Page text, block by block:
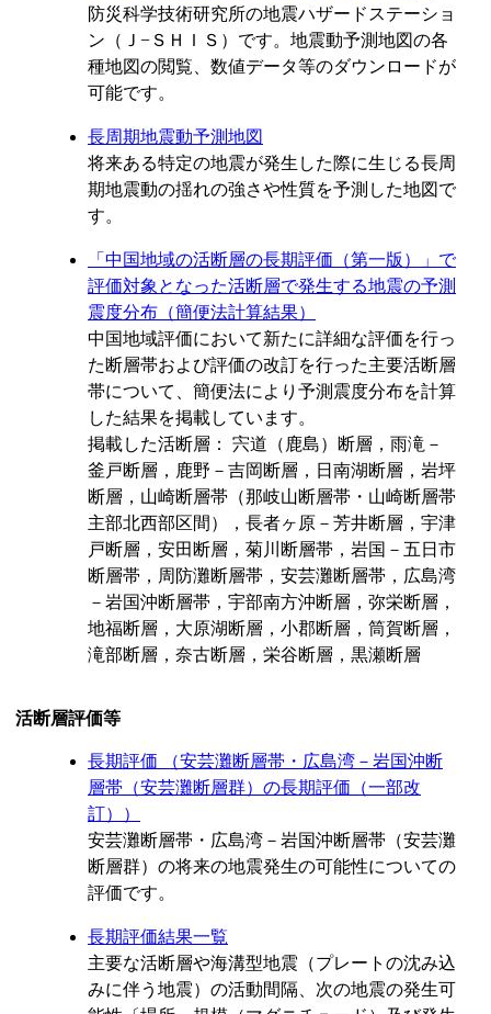
防災科学技術研究所の地震ハザードステーショ
ン（Ｊ−ＳＨＩＳ）です。地震動予測地図の各
種地図の閲覧、数値データ等のダウンロードが
可能です。
長周期地震動予測地図
将来ある特定の地震が発生した際に生じる長周
期地震動の揺れの強さや性質を予測した地図で
す。
「中国地域の活断層の長期評価（第一版）」で
評価対象となった活断層で発生する地震の予測
震度分布（簡便法計算結果）
中国地域評価において新たに詳細な評価を行っ
た断層帯および評価の改訂を行った主要活断層
帯について、簡便法により予測震度分布を計算
した結果を掲載しています。
掲載した活断層： 宍道（鹿島）断層，雨滝－
釜戸断層，鹿野－吉岡断層，日南湖断層，岩坪
断層，山崎断層帯（那岐山断層帯・山崎断層帯
主部北西部区間），長者ヶ原－芳井断層，宇津
戸断層，安田断層，菊川断層帯，岩国－五日市
断層帯，周防灘断層帯，安芸灘断層帯，広島湾
－岩国沖断層帯，宇部南方沖断層，弥栄断層，
地福断層，大原湖断層，小郡断層，筒賀断層，
滝部断層，奈古断層，栄谷断層，黒瀬断層
断層評価等
長期評価 （安芸灘断層帯・広島湾－岩国沖断
層帯（安芸灘断層群）の長期評価（一部改
訂））
安芸灘断層帯・広島湾－岩国沖断層帯（安芸灘
断層群）の将来の地震発生の可能性についての
評価です。
長期評価結果一覧
主要な活断層や海溝型地震（プレートの沈み込
みに伴う地震）の活動間隔、次の地震の発生可